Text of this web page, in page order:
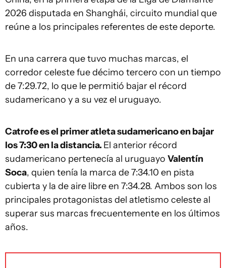
2026 disputada en Shanghái, circuito mundial que
reúne a los principales referentes de este deporte.
En una carrera que tuvo muchas marcas, el
corredor celeste fue décimo tercero con un tiempo
de 7:29.72, lo que le permitió bajar el récord
sudamericano y a su vez el uruguayo.
Catrofe es el primer atleta sudamericano en bajar
los 7:30 en la distancia. El anterior récord
sudamericano pertenecía al uruguayo Valentín
Soca, quien tenía la marca de 7:34.10 en pista
cubierta y la de aire libre en 7:34.28. Ambos son los
principales protagonistas del atletismo celeste al
superar sus marcas frecuentemente en los últimos
años.